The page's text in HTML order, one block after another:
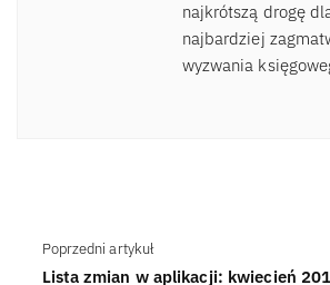
najkrótszą drogę
najbardziej
wyzwania
Poprzedni artykuł
Lista zmian w aplikacji: kwiecień